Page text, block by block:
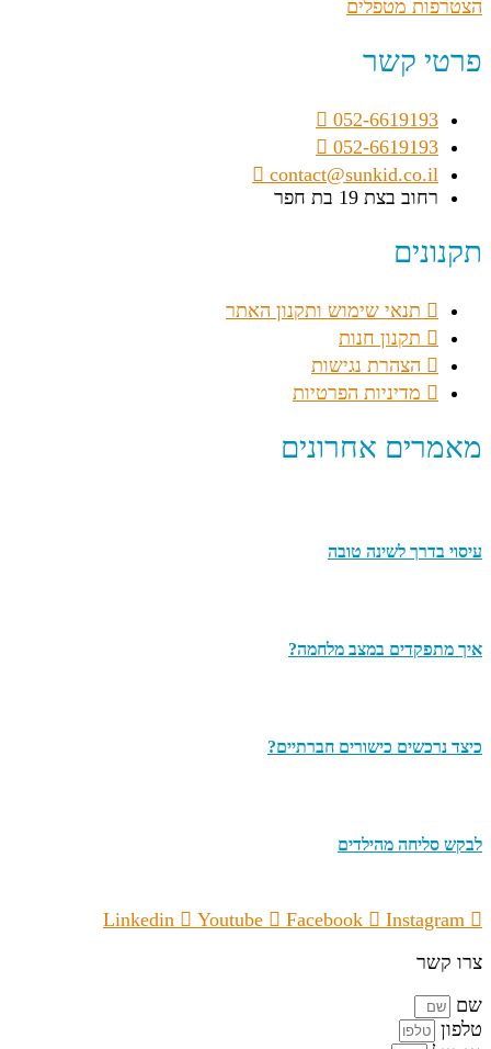
הצטרפות מטפלים
פרטי קשר
052-6619193
052-6619193
contact@sunkid.co.il
רחוב בצת 19 בת חפר
תקנונים
תנאי שימוש ותקנון האתר
תקנון חנות
הצהרת נגישות
מדיניות הפרטיות
מאמרים אחרונים
עיסוי בדרך לשינה טובה
איך מתפקדים במצב מלחמה?
כיצד נרכשים כישורים חברתיים?
לבקש סליחה מהילדים
Linkedin Youtube Facebook
Instagram
צרו קשר
שם
טלפון